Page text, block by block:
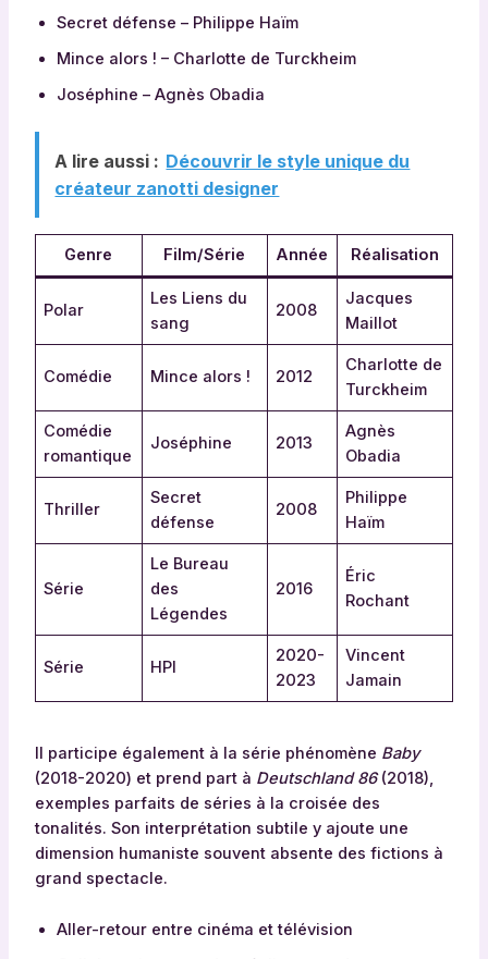
Secret défense – Philippe Haïm
Mince alors ! – Charlotte de Turckheim
Joséphine – Agnès Obadia
A lire aussi : Découvrir le style unique du
créateur zanotti designer
Genre Film/Série Année Réalisation
Polar
Les Liens du
sang
2008
Jacques
Maillot
Comédie Mince alors ! 2012
Charlotte de
Turckheim
Comédie
romantique
Joséphine 2013
Agnès
Obadia
Thriller
Secret
défense
2008
Philippe
Haïm
Série
Le Bureau
des
Légendes
2016
Éric
Rochant
Série HPI
2020-
2023
Vincent
Jamain
Il participe également à la série phénomène Baby
(2018-2020) et prend part à Deutschland 86(2018),
exemples parfaits de séries à la croisée des
tonalités. Son interprétation subtile y ajoute une
dimension humaniste souvent absente des fictions à
grand spectacle.
Aller-retour entre cinéma et télévision